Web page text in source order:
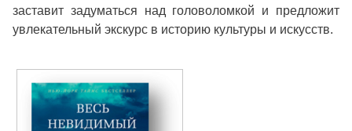
заставит задуматься над головоломкой и предложит
увлекательный экскурс в историю культуры и искусств.